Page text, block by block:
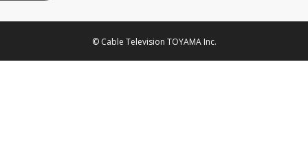
© Cable Television TOYAMA Inc.